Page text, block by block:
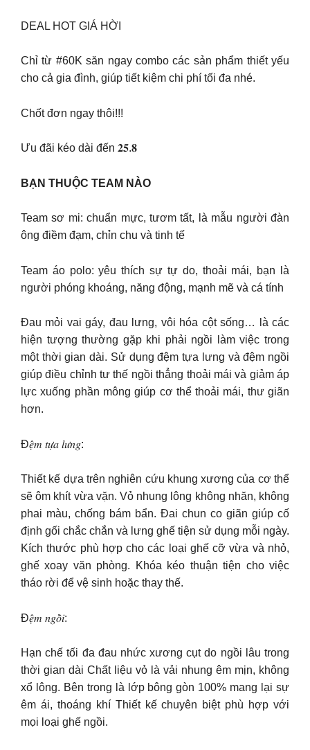
DEAL HOT GIÁ HỜI
Chỉ từ #60K săn ngay combo các sản phẩm thiết yếu
cho cả gia đình, giúp tiết kiệm chi phí tối đa nhé.
Chốt đơn ngay thôi!!!
Ưu đãi kéo dài đến 𝟐𝟓.𝟖
BẠN THUỘC TEAM NÀO
Team sơ mi: chuẩn mực, tươm tất, là mẫu người đàn
ông điềm đạm, chỉn chu và tinh tế
Team áo polo: yêu thích sự tự do, thoải mái, bạn là
người phóng khoáng, năng động, mạnh mẽ và cá tính
Đau mỏi vai gáy, đau lưng, vôi hóa cột sống… là các
hiện tượng thường gặp khi phải ngồi làm việc trong
một thời gian dài. Sử dụng đệm tựa lưng và đệm ngồi
giúp điều chỉnh tư thế ngồi thẳng thoải mái và giảm áp
lực xuống phần mông giúp cơ thể thoải mái, thư giãn
hơn.
Đ𝑒̣̂𝑚 𝑡𝑢̛̣𝑎 𝑙𝑢̛𝑛𝑔:
️Thiết kế dựa trên nghiên cứu khung xương của cơ thể
sẽ ôm khít vừa vặn. ️Vỏ nhung lông không nhăn, không
phai màu, chống bám bẩn. ️Đai chun co giãn giúp cố
định gối chắc chắn và lưng ghế tiện sử dụng mỗi ngày.
️Kích thước phù hợp cho các loại ghế cỡ vừa và nhỏ,
ghế xoay văn phòng. ️Khóa kéo thuận tiện cho việc
tháo rời để vệ sinh hoặc thay thế.
Đ𝑒̣̂𝑚 𝑛𝑔𝑜̂̀𝑖:
️Hạn chế tối đa đau nhức xương cụt do ngồi lâu trong
thời gian dài ️Chất liệu vỏ là vải nhung êm mịn, không
xổ lông. Bên trong là lớp bông gòn 100% mang lại sự
êm ái, thoáng khí Thiết kế chuyên biệt phù hợp với
mọi loại ghế ngồi.